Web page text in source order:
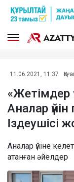
11.06.2021, 11:37
«Жетімдер
Аналар
Іздеушісі
Аналар үйіне
атанған әйелдер